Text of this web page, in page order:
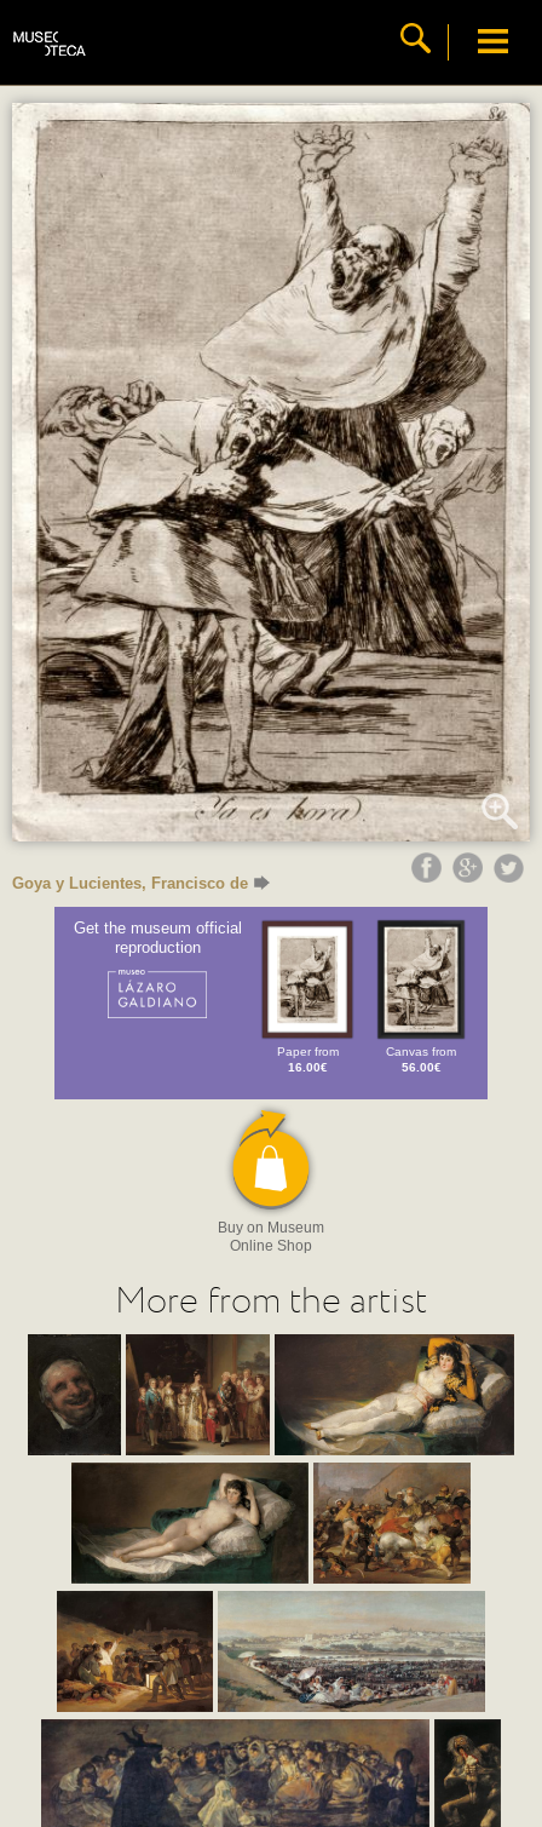
Goya y Lucientes, Francisco de
Get the museum official
reproduction
Paper from
16.00€
Canvas from
56.00€
Buy on Museum
Online Shop
More from the artist